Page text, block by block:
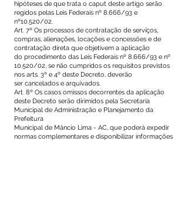
hipóteses de que trata o caput deste artigo serão
regidos pelas Leis Federais nº 8.666/93 e
nº10.520/02.
Art. 7º Os processos de contratação de serviços,
compras, alienações, locações e concessões e de
contratação direta que objetivem a aplicação
do procedimento das Leis Federais nº 8.666/93 e nº
10.520/02, se não cumpridos os requisitos previstos
nos arts. 3º e 4º deste Decreto, deverão
ser cancelados e arquivados.
Art. 8º Os casos omissos decorrentes da aplicação
deste Decreto serão dirimidos pela Secretaria
Municipal de Administração e Planejamento da
Prefeitura
Municipal de Mâncio Lima - AC, que poderá expedir
normas complementares e disponibilizar informações